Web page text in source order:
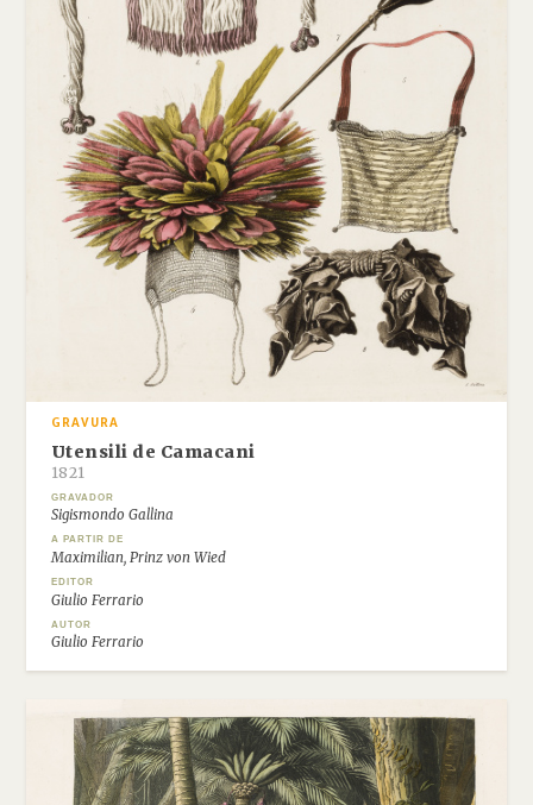
GRAVURA
Utensili de Camacani
1821
GRAVADOR
Sigismondo Gallina
A PARTIR DE
Maximilian, Prinz von Wied
EDITOR
Giulio Ferrario
AUTOR
Giulio Ferrario